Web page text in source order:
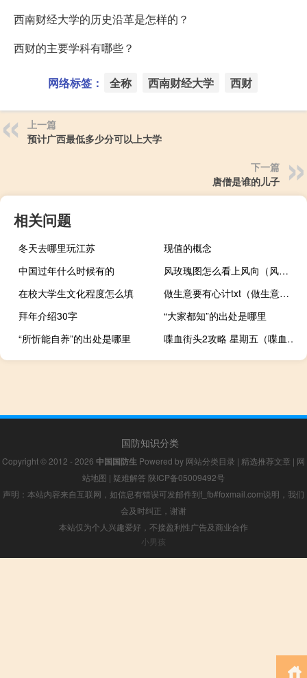
西南财经大学的历史沿革是怎样的？
西财的主要学科有哪些？
网络标签： 全称 西南财经大学 西财
上一篇
预计广西最低多少分可以上大学
下一篇
唐僧是谁的儿子
相关问题
冬天去哪里玩江苏
现值的概念
中国过年什么时候有的
风玫瑰图怎么看上风向（风玫瑰图怎么看）
在校大学生文化程度怎么填
做生意要有心计txt（做生意要有心计）
拜年介绍30字
“大家都知”的出处是哪里
“所忻能自养”的出处是哪里
喋血街头2攻略 星期五（喋血街头2攻略）
国防知识分类
Copyright © 2012 - 2026 中国国防生 Powered by 网站分类目录 | 精选推荐文章 | 网
站地图 | 疑难解答 陕ICP备05009492号
声明：本站内容来自互联网，如信息有错误可发邮件到f_fb#foxmail.com说明，我们
会及时纠正，谢谢
本站仅为个人兴趣爱好，不接盈利性广告及商业合作
小男孩